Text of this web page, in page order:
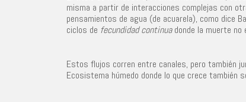
misma a partir de interacciones complejas con
pensamientos de agua (de acuarela), como dice
ciclos de fecundidad continuadonde la muerte no
Estos flujos corren entre canales, pero también
Ecosistema húmedo donde lo que crece también